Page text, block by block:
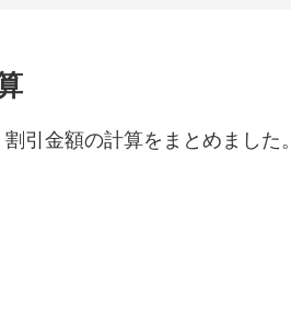
引金額の計算をまとめました。